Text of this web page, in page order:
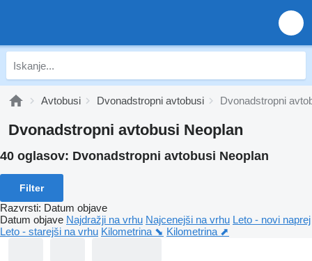
Avtobusi Dvonadstropni avtobusi Dvonadstropni
Dvonadstropni avtobusi Neoplan
40 oglasov: Dvonadstropni avtobusi Neoplan
Filter
Razvrsti: Datum objave
Datum objave Najdražji na vrhu Najcenejši na vrhu Leto - novi naprej
Leto - starejši na vrhu Kilometrina ⬊ Kilometrina ⬈